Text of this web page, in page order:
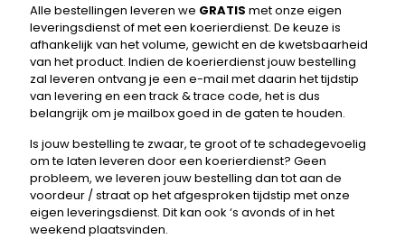
Alle bestellingen leveren we GRATIS met onze eigen
leveringsdienst of met een koerierdienst. De keuze is
afhankelijk van het volume, gewicht en de kwetsbaarheid
van het product. Indien de koerierdienst jouw bestelling
zal leveren ontvang je een e-mail met daarin het tijdstip
van levering en een track & trace code, het is dus
belangrijk om je mailbox goed in de gaten te houden.
Is jouw bestelling te zwaar, te groot of te schadegevoelig
om te laten leveren door een koerierdienst? Geen
probleem, we leveren jouw bestelling dan tot aan de
voordeur / straat op het afgesproken tijdstip met onze
eigen leveringsdienst. Dit kan ook ‘s avonds of in het
weekend plaatsvinden.